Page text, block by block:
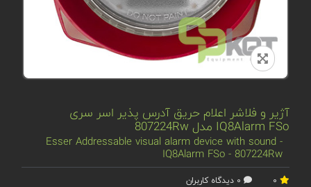
آژیر و فلاشر اعلام حریق آدرس پذیر اسر سری
IQ8Alarm FSo مدل 807224Rw
Esser Addressable visual alarm device with sound -
IQ8Alarm FSo - 807224Rw